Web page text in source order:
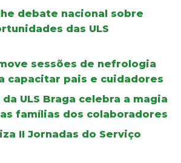
debate nacional sobre
das ULS
sessões de nefrologia
capacitar pais e cuidadores
ULS Braga celebra a magia
famílias dos colaboradores
II Jornadas do Serviço